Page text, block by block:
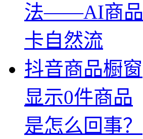
法——AI商品
卡自然流
抖音商品橱窗
显示0件商品
是怎么回事？